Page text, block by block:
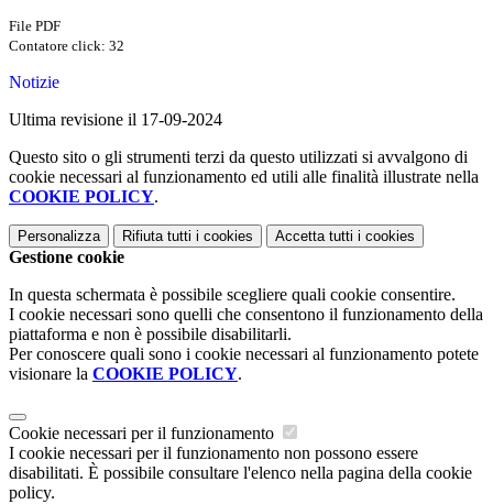
File PDF
Contatore click: 32
Notizie
Ultima revisione il 17-09-2024
Questo sito o gli strumenti terzi da questo utilizzati si avvalgono di
cookie necessari al funzionamento ed utili alle finalità illustrate nella
COOKIE POLICY.
Personalizza Rifiuta tutti i cookies Accetta tutti i cookies
Gestione cookie
In questa schermata è possibile scegliere quali cookie consentire.
I cookie necessari sono quelli che consentono il funzionamento della
piattaforma e non è possibile disabilitarli.
Per conoscere quali sono i cookie necessari al funzionamento potete
visionare la COOKIE POLICY.
Cookie necessari per il funzionamento
I cookie necessari per il funzionamento non possono essere
disabilitati. È possibile consultare l'elenco nella pagina della cookie
policy.